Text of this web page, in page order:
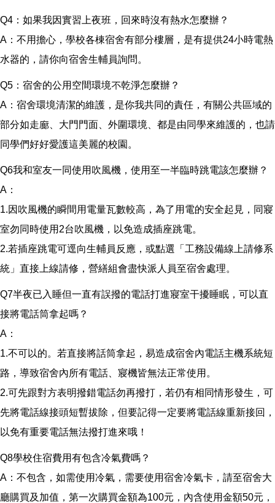
Q4：如果我因實習上夜班，回來時沒有熱水怎麼辦？
A：不用擔心，學校各棟宿舍有部分樓層，是有提供24小時電熱
水器的，請你向宿舍生輔員詢問。
Q5：宿舍的公用空間環境不乾淨怎麼辦？
A：宿舍環境清潔的維護，是你我共同的責任，有關公共區域的
部分如走廊、大門門面、外圍環境、都是由同學來維護的，也請
同學們好好愛護這美麗的校園。
Q6我和室友一同使用吹風機，使用至一半臨時跳電該怎麼辦？
A：
1.因吹風機的瞬間用電量瓦數較高，為了用電的安全起見，同寢
室勿同時使用2台吹風機，以免造成插座跳電。
2.若插座跳電可逕向生輔員反應，或點選「工務設備線上請修系
統」直接上線請修，營繕組會盡快派人員至宿舍處理。
Q7半夜已入睡但一直有誤撥的電話打進寢室干擾睡眠，可以直
接將電話筒拿起嗎？
A：
1.不可以的。若直接將話筒拿起，易造成宿舍內電話主機系統短
路，導致宿舍內所有電話、寢機皆無法正常使用。
2.可先跟對方表明撥錯電話勿再撥打，若仍有相同情形發生，可
先將電話線接頭短暫拔除，但要記得一定要將電話線重新接回，
以免有重要電話無法撥打進來哦！
Q8學校住宿費用有包含冷氣費嗎？
A：不包含，如需使用冷氣，需要使用宿舍冷氣卡，請至宿舍大
廳購買及加值，第一次購買金額為100元，內含使用金額50元，